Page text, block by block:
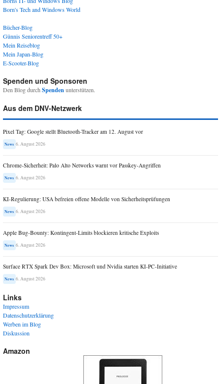
Born's Tech and Windows World
Bücher-Blog
Günnis Seniorentreff 50+
Mein Reiseblog
Mein Japan-Blog
E-Scooter-Blog
Spenden und Sponsoren
Den Blog durchSpendenunterstützen.
Aus dem DNV-Netzwerk
Pixel Tag: Google stellt Bluetooth-Tracker am 12. August vor
News 6. August 2026
Chrome-Sicherheit: Palo Alto Networks warnt vor Passkey-Angriffen
News 6. August 2026
KI-Regulierung: USA befreien offene Modelle von Sicherheitsprüfungen
News 6. August 2026
Apple Bug-Bounty: Kontingent-Limits blockieren kritische Exploits
News 6. August 2026
Surface RTX Spark Dev Box: Microsoft und Nvidia starten KI-PC-Initiative
News 6. August 2026
Links
Impressum
Datenschutzerklärung
Werben im Blog
Diskussion
Amazon